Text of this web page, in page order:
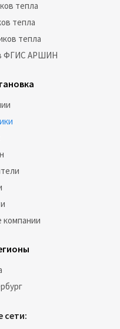
тепла
тепла
тепла
в ФГИС АРШИН
компании
сети: